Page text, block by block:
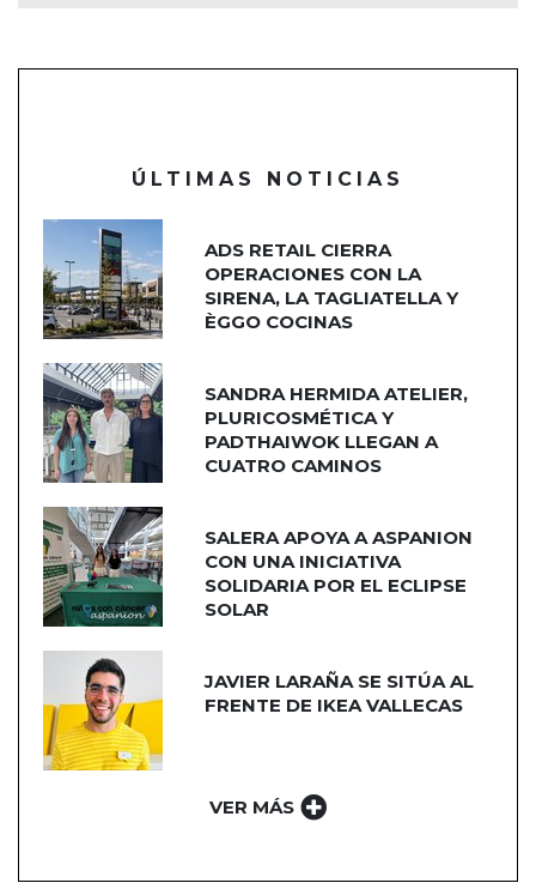
ÚLTIMAS NOTICIAS
ADS RETAIL CIERRA
OPERACIONES CON LA
SIRENA, LA TAGLIATELLA Y
ÈGGO COCINAS
SANDRA HERMIDA ATELIER,
PLURICOSMÉTICA Y
PADTHAIWOK LLEGAN A
CUATRO CAMINOS
SALERA APOYA A ASPANION
CON UNA INICIATIVA
SOLIDARIA POR EL ECLIPSE
SOLAR
JAVIER LARAÑA SE SITÚA AL
FRENTE DE IKEA VALLECAS
VER MÁS